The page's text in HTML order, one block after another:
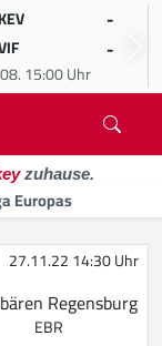
-
-
15:00 Uhr
zuhause.
Europas
27.11.22 14:30 Uhr
EBR